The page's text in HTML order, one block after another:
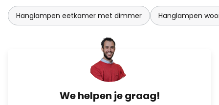
Hanglampen eetkamer met dimmer Hanglampen
We helpen je graag!